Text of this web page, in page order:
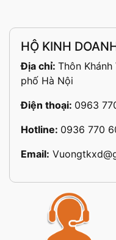
HỘ KINH
Địa chỉ: Thôn Khánh
phố Hà Nội
Điện thoại: 0963
Hotline: 0936 770
Email: